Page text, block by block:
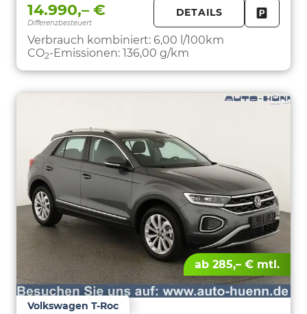
14.990,– €
Differenzbesteuert
DETAILS
Verbrauch kombiniert: 6,00 l/100km
CO2-Emissionen: 136,00 g/km
ab 285,– € mtl.
Volkswagen T-Roc